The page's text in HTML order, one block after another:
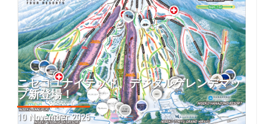
ニセコユナイテッド、デジタルゲレンデマッ
プ新登場！
10 November 2025